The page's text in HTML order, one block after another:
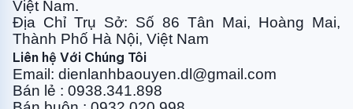
Sử dụng môi chất lạnh Gas R32 mới nhất
Điều hòa cây Gree 30000BTU GVC30AMXH-
K6NNC7B sử dụng môi chất làm lạnh R32 mới và tối
ưu nhất hiện nay. Gas R32 có hiệu suất làm lạnh cao
hơn 1,6 lần so với Gas R410A, giúp tiết kiệm điện năng
Việt Nam.
Địa Chỉ Trụ Sở: Số 86 Tân Mai, Hoàng Mai,
Thành Phố Hà Nội, Việt Nam
Liên hệ Với Chúng Tôi
Email: dienlanhbaouyen.dl@gmail.com
Bán lẻ : 0938.341.898